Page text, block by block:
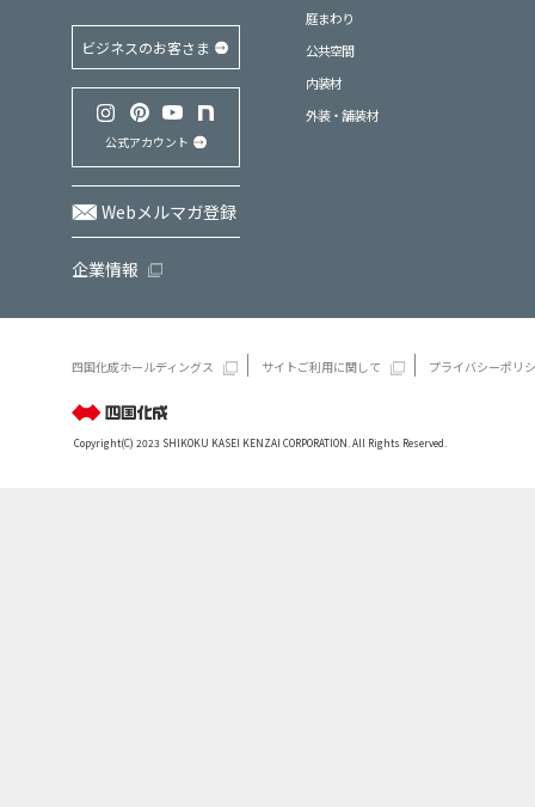
ビジネスのお客さま
公式アカウント
Webメルマガ登録
企業情報
庭まわり
公共空間
内装材
外装・舗装材
四国化成ホールディングス サイトご利用に関して プライバシーポリ
Copyright(C) 2023 SHIKOKU KASEI KENZAI CORPORATION. All Rights Reserved.